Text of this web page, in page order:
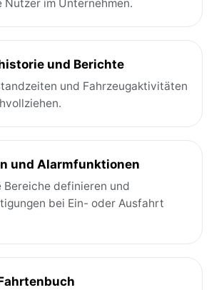
im Unternehmen.
und Berichte
und Fahrzeugaktivitäten
und Alarmfunktionen
Bereiche definieren und
bei Ein- oder Ausfahrt